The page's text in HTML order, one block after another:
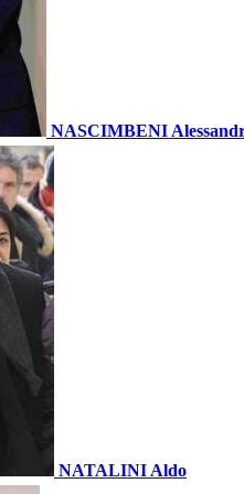
NASCIMBENI
NATALINI Aldo